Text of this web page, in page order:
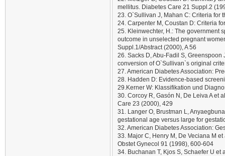
mellitus. Diabetes Care 21 Suppl.2
23. O`Sullivan J, Mahan C: Criteria for
24. Carpenter M, Coustan D: Criteria
25. Kleinwechter, H.: The government
outcome in unselected pregnant
Suppl.1/Abstract (2000), A 56
26. Sacks D, Abu-Fadil S,
conversion of O`Sullivan`s original
27. American Diabetes Association:
28. Hadden D: Evidence-based
29.Kerner W: Klassifikation und
30. Corcoy R, Gasón N, De Leiva A et
Care 23 (2000), 429
31. Langer O, Brustman L,
gestational age versus large for
32. American Diabetes Association:
33. Major C, Henry M, De Veciana M
Obstet Gynecol 91 (1998), 600-604
34. Buchanan T, Kjos S, Schaefer U